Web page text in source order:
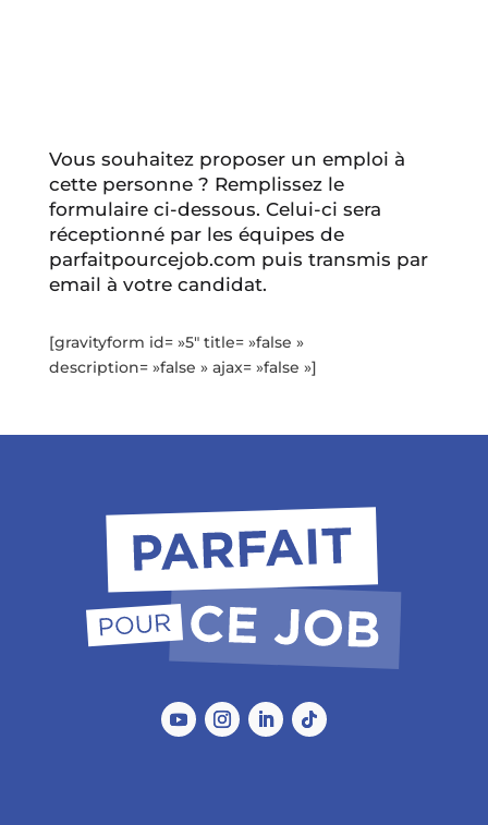
Vous souhaitez proposer un emploi à
cette personne ? Remplissez le
formulaire ci-dessous. Celui-ci sera
réceptionné par les équipes de
parfaitpourcejob.com puis transmis par
email à votre candidat.
[gravityform id= »5″ title= »false »
description= »false » ajax= »false »]